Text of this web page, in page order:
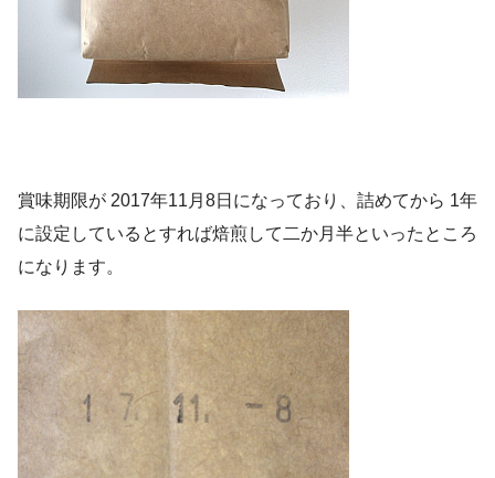
賞味期限が 2017年11月8日になっており、詰めてから 1年
に設定しているとすれば焙煎して二か月半といったところ
になります。